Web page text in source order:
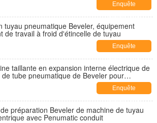
Enquête
maintenant
tuyau pneumatique Beveler, équipement
de travail à froid d'étincelle de tuyau
Enquête
maintenant
taillante en expansion interne électrique de
de tube pneumatique de Beveler pour
Enquête
maintenant
préparation Beveler de machine de tuyau
avec Penumatic conduit